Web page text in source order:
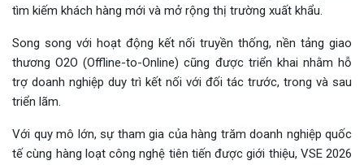
tìm kiếm khách hàng mới và mở rộng thị trường xuất khẩu.
Song song với hoạt động kết nối truyền thống, nền tảng giao
thương O2O (Offline-to-Online) cũng được triển khai nhằm hỗ
trợ doanh nghiệp duy trì kết nối với đối tác trước, trong và sau
triển lãm.
Với quy mô lớn, sự tham gia của hàng trăm doanh nghiệp quốc
tế cùng hàng loạt công nghệ tiên tiến được giới thiệu, VSE 2026